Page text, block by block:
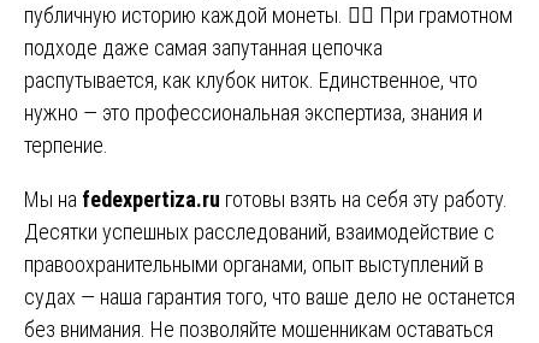
публичную историю каждой монеты. 🕵️‍♂️ При грамотном
подходе даже самая запутанная цепочка
распутывается, как клубок ниток. Единственное, что
нужно — это профессиональная экспертиза, знания и
терпение.
Мы на fedexpertiza.ru готовы взять на себя эту работу.
Десятки успешных расследований, взаимодействие с
правоохранительными органами, опыт выступлений в
судах — наша гарантия того, что ваше дело не останется
без внимания. Не позволяйте мошенникам оставаться